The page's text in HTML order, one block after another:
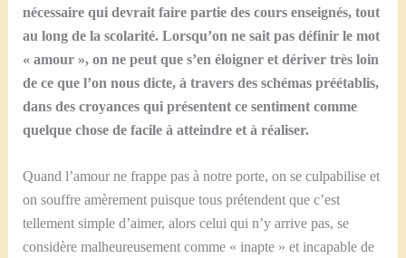
nécessaire qui devrait faire partie des cours enseignés, tout
au long de la scolarité. Lorsqu’on ne sait pas définir le mot
« amour », on ne peut que s’en éloigner et dériver très loin
de ce que l’on nous dicte, à travers des schémas préétablis,
dans des croyances qui présentent ce sentiment comme
quelque chose de facile à atteindre et à réaliser.
Quand l’amour ne frappe pas à notre porte, on se culpabilise et
on souffre amèrement puisque tous prétendent que c’est
tellement simple d’aimer, alors celui qui n’y arrive pas, se
considère malheureusement comme « inapte » et incapable de